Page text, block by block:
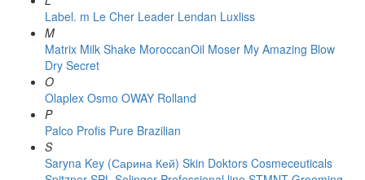
Label. m Le Cher Leader Lendan Luxliss
M
Matrix Milk Shake MoroccanOil Moser My Amazing Blow
Dry Secret
O
Olaplex Osmo OWAY Rolland
P
Palco Profis Pure Brazilian
S
Saryna Key (Сарина Кей) Skin Doktors Cosmeceuticals